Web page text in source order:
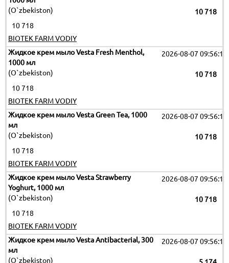
(O`zbekiston)
10 718
10 718
BIOTEK FARM VODIY
Жидкое крем мыло Vesta Fresh Menthol,
1000 мл
(O`zbekiston)
2026-08-07 09:56:12
10 718
10 718
BIOTEK FARM VODIY
Жидкое крем мыло Vesta Green Tea, 1000
мл
(O`zbekiston)
2026-08-07 09:56:12
10 718
10 718
BIOTEK FARM VODIY
Жидкое крем мыло Vesta Strawberry
Yoghurt, 1000 мл
(O`zbekiston)
2026-08-07 09:56:12
10 718
10 718
BIOTEK FARM VODIY
Жидкое крем мыло Vesta Antibacterial, 300
мл
(O`zbekiston)
2026-08-07 09:56:12